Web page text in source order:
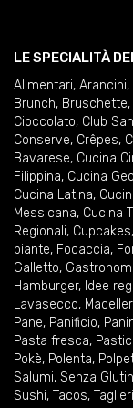
LE SPECIALITÀ
Alimentari, Arancini,
Brunch, Bruschette,
Cioccolato, Club
Conserve, Crêpes,
Bavarese, Cucina
Filippina, Cucina
Cucina Latina,
Messicana, Cucina
Regionali, Cupcakes,
piante, Focaccia,
Galletto,
Hamburger, Idee
Lavasecco,
Pane, Panificio,
Pasta fresca,
Pokè, Polenta,
Salumi, Senza
Sushi, Tacos, Taglieri